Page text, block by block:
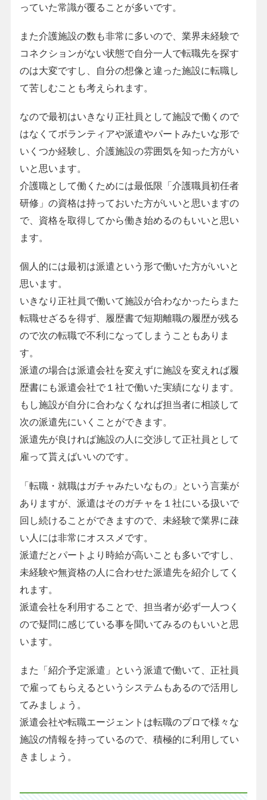
っていた常識が覆ることが多いです。
また介護施設の数も非常に多いので、業界未経験で
コネクションがない状態で自分一人で転職先を探す
のは大変ですし、自分の想像と違った施設に転職し
て苦しむことも考えられます。
なので最初はいきなり正社員として施設で働くので
はなくてボランティアや派遣やパートみたいな形で
いくつか経験し、介護施設の雰囲気を知った方がい
いと思います。
介護職として働くためには最低限「介護職員初任者
研修」の資格は持っておいた方がいいと思いますの
で、資格を取得してから働き始めるのもいいと思い
ます。
個人的には最初は派遣という形で働いた方がいいと
思います。
いきなり正社員で働いて施設が合わなかったらまた
転職せざるを得ず、履歴書で短期離職の履歴が残る
ので次の転職で不利になってしまうこともありま
す。
派遣の場合は派遣会社を変えずに施設を変えれば履
歴書にも派遣会社で１社で働いた実績になります。
もし施設が自分に合わなくなれば担当者に相談して
次の派遣先にいくことができます。
派遣先が良ければ施設の人に交渉して正社員として
雇って貰えばいいのです。
「転職・就職はガチャみたいなもの」という言葉が
ありますが、派遣はそのガチャを１社にいる扱いで
回し続けることができますので、未経験で業界に疎
い人には非常にオススメです。
派遣だとパートより時給が高いことも多いですし、
未経験や無資格の人に合わせた派遣先を紹介してく
れます。
派遣会社を利用することで、担当者が必ず一人つく
ので疑問に感じている事を聞いてみるのもいいと思
います。
また「紹介予定派遣」という派遣で働いて、正社員
で雇ってもらえるというシステムもあるので活用し
てみましょう。
派遣会社や転職エージェントは転職のプロで様々な
施設の情報を持っているので、積極的に利用してい
きましょう。